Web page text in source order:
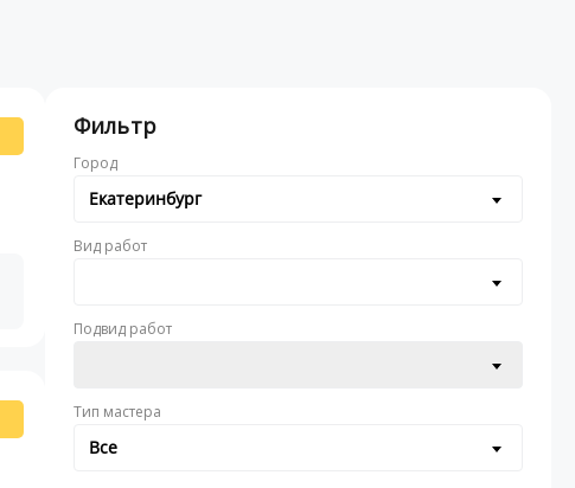
Фильтр
Город
Екатеринбург
Вид работ
Подвид работ
Тип мастера
Все